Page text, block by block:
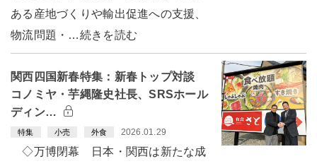
ある産地づくりや輸出促進への支援、
物流問題・…続きを読む
関西四国新春特集：新春トップ対談
コノミヤ・芋縄隆史社長、SRSホール
ディン…
特集 小売 外食 2026.01.29
◇万博閉幕 日本・関西は新たな成